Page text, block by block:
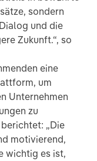
sondern
und die
Zukunft.“, so
eine
um
Unternehmen
zu
„Die
motivierend,
wichtig es ist,